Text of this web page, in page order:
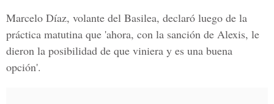
Marcelo Díaz, volante del Basilea, declaró luego de la
práctica matutina que 'ahora, con la sanción de Alexis, le
dieron la posibilidad de que viniera y es una buena
opción'.